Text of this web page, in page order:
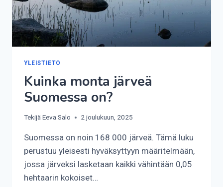
YLEISTIETO
Kuinka monta järveä
Suomessa on?
TekijäEeva Salo 2 joulukuun, 2025
Suomessa on noin 168 000 järveä. Tämä luku
perustuu yleisesti hyväksyttyyn määritelmään,
jossa järveksi lasketaan kaikki vähintään 0,05
hehtaarin kokoiset…